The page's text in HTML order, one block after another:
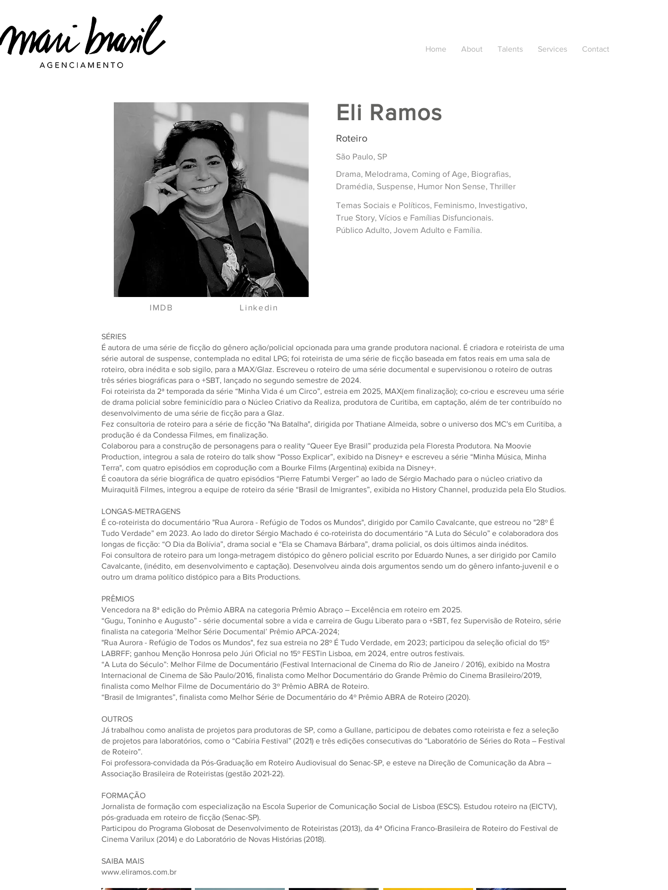
Home About Talents Services Contact
IMDB Linkedin
Eli Ramos
Roteiro
São Paulo, SP
Drama, Melodrama, Coming of Age, Biografias,
Dramédia, Suspense, Humor Non Sense, Thriller
Temas Sociais e Políticos, Feminismo, Investigativo,
True Story, Vícios e Famílias Disfuncionais.
Público Adulto, Jovem Adulto e Família.
SÉRIES
É autora de uma série de ficção do gênero ação/policial opcionada para uma grande produtora nacional. É criadora e roteirista de uma
série autoral de suspense, contemplada no edital LPG; foi roteirista de uma série de ficção baseada em fatos reais em uma sala de
roteiro, obra inédita e sob sigilo, para a MAX/Glaz. Escreveu o roteiro de uma série documental e supervisionou o roteiro de outras
três séries biográficas para o +SBT, lançado no segundo semestre de 2024.
Foi roteirista da 2ª temporada da série “Minha Vida é um Circo”, estreia em 2025, MAX(em finalização); co-criou e escreveu uma série
de drama policial sobre feminicídio para o Núcleo Criativo da Realiza, produtora de Curitiba, em captação, além de ter contribuído no
desenvolvimento de uma série de ficção para a Glaz.
Fez consultoria de roteiro para a série de ficção "Na Batalha", dirigida por Thatiane Almeida, sobre o universo dos MC's em Curitiba, a
produção é da Condessa Filmes, em finalização.
Colaborou para a construção de personagens para o reality “Queer Eye Brasil” produzida pela Floresta Produtora. Na Moovie
Production, integrou a sala de roteiro do talk show “Posso Explicar”, exibido na Disney+ e escreveu a série “Minha Música, Minha
Terra", com quatro episódios em coprodução com a Bourke Films (Argentina) exibida na Disney+.
É coautora da série biográfica de quatro episódios “Pierre Fatumbi Verger” ao lado de Sérgio Machado para o núcleo criativo da
Muiraquitã Filmes, integrou a equipe de roteiro da série “Brasil de Imigrantes”, exibida no History Channel, produzida pela Elo Studios.
LONGAS-METRAGENS
É co-roteirista do documentário "Rua Aurora - Refúgio de Todos os Mundos", dirigido por Camilo Cavalcante, que estreou no "28º É
Tudo Verdade” em 2023. Ao lado do diretor Sérgio Machado é co-roteirista do documentário “A Luta do Século” e colaboradora dos
longas de ficção: “O Dia da Bolívia”, drama social e “Ela se Chamava Bárbara”, drama policial, os dois últimos ainda inéditos.
Foi consultora de roteiro para um longa-metragem distópico do gênero policial escrito por Eduardo Nunes, a ser dirigido por Camilo
Cavalcante, (inédito, em desenvolvimento e captação). Desenvolveu ainda dois argumentos sendo um do gênero infanto-juvenil e o
outro um drama político distópico para a Bits Productions.
PRÊMIOS
Vencedora na 8ª edição do Prêmio ABRA na categoria Prêmio Abraço – Excelência em roteiro em 2025.
“Gugu, Toninho e Augusto” - série documental sobre a vida e carreira de Gugu Liberato para o +SBT, fez Supervisão de Roteiro, série
finalista na categoria ‘Melhor Série Documental’ Prêmio APCA-2024;
"Rua Aurora - Refúgio de Todos os Mundos", fez sua estreia no 28º É Tudo Verdade, em 2023; participou da seleção oficial do 15º
LABRFF; ganhou Menção Honrosa pelo Júri Oficial no 15º FESTin Lisboa, em 2024, entre outros festivais.
“A Luta do Século”: Melhor Filme de Documentário (Festival Internacional de Cinema do Rio de Janeiro / 2016), exibido na Mostra
Internacional de Cinema de São Paulo/2016, finalista como Melhor Documentário do Grande Prêmio do Cinema Brasileiro/2019,
finalista como Melhor Filme de Documentário do 3º Prêmio ABRA de Roteiro.
“Brasil de Imigrantes”, finalista como Melhor Série de Documentário do 4º Prêmio ABRA de Roteiro (2020).
OUTROS
Já trabalhou como analista de projetos para produtoras de SP, como a Gullane, participou de debates como roteirista e fez a seleção
de projetos para laboratórios, como o “Cabíria Festival” (2021) e três edições consecutivas do “Laboratório de Séries do Rota – Festival
de Roteiro”.
Foi professora-convidada da Pós-Graduação em Roteiro Audiovisual do Senac-SP, e esteve na Direção de Comunicação da Abra –
Associação Brasileira de Roteiristas (gestão 2021-22).
FORMAÇÃO
Jornalista de formação com especialização na Escola Superior de Comunicação Social de Lisboa (ESCS). Estudou roteiro na (EICTV),
pós-graduada em roteiro de ficção (Senac-SP).
Participou do Programa Globosat de Desenvolvimento de Roteiristas (2013), da 4ª Oficina Franco-Brasileira de Roteiro do Festival de
Cinema Varilux (2014) e do Laboratório de Novas Histórias (2018).
SAIBA MAIS
www.eliramos.com.br